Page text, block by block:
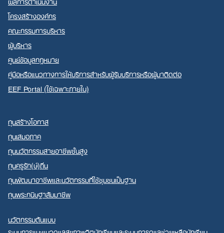
Search
for:
โครงสร้างองค์กร
คณะกรรมการบริหาร
ผู้บริหาร
ศูนย์ข้อมูลกฎหมาย
คู่มือหรือแนวทางการให้บริการสำหรับผู้รับบริการหรือผู้มาติดต่อ
EEF Portal (ใช้เฉพาะภายใน)
ทุนสร้างโอกาส
ทุนเสมอภาค
ทุนนวัตกรรมสายอาชีพชั้นสูง
ทุนครูรัก(ษ์)ถิ่น
ทุนพัฒนาอาชีพและนวัตกรรมที่ใช้ชุมชนเป็นฐาน
ทุนพระกนิษฐาสัมมาชีพ
นวัตกรรมต้นแบบ